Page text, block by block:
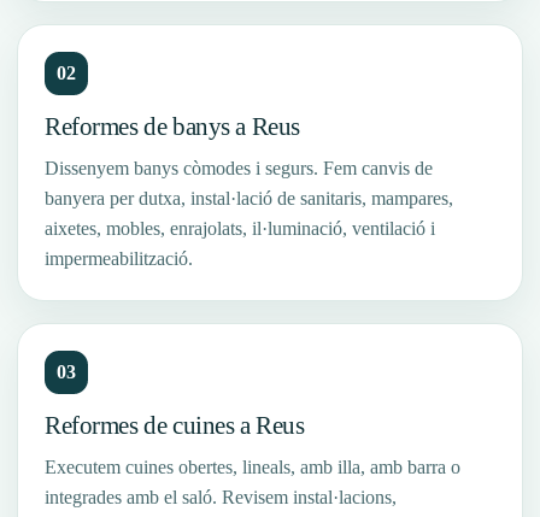
02
Reformes de banys a Reus
Dissenyem banys còmodes i segurs. Fem canvis de
banyera per dutxa, instal·lació de sanitaris, mampares,
aixetes, mobles, enrajolats, il·luminació, ventilació i
impermeabilització.
03
Reformes de cuines a Reus
Executem cuines obertes, lineals, amb illa, amb barra o
integrades amb el saló. Revisem instal·lacions,